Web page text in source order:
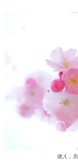
做人，